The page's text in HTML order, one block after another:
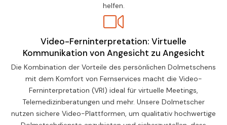
helfen.
Video-Ferninterpretation: Virtuelle
Kommunikation von Angesicht zu Angesicht
Die Kombination der Vorteile des persönlichen Dolmetschens
mit dem Komfort von Fernservices macht die Video-
Ferninterpretation (VRI) ideal für virtuelle Meetings,
Telemedizinberatungen und mehr. Unsere Dolmetscher
nutzen sichere Video-Plattformen, um qualitativ hochwertige